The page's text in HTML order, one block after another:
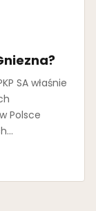
SA właśnie
Polsce